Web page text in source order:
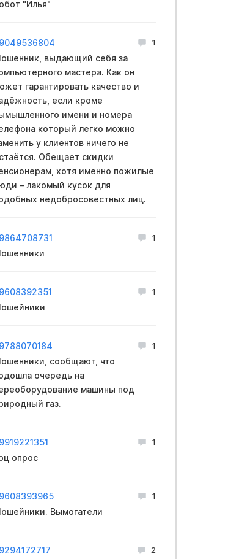
"Илья"
1
выдающий себя за
мастера. Как он
гарантировать качество и
если кроме
имени и номера
который легко можно
у клиентов ничего не
Обещает скидки
хотя именно пожилые
– лакомый кусок для
недобросовестных лиц.
1
1
1
сообщают, что
очередь на
машины под
газ.
1
опрос
1
Вымогатели
2